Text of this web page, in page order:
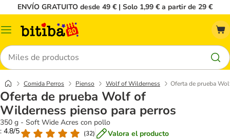
ENVÍO GRATUITO desde 49 € | Solo 1,99 € a partir de 29 €
Menú
Buscar
Comida Perros Pienso Wolf of Wilderness Oferta de prueba
Oferta de prueba Wolf of
Wilderness pienso para perros
350 g - Soft Wide Acres con pollo
: 4.8/5
(32) Valora el producto